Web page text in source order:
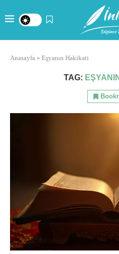
Anasayfa » Eşyanın Hakikati
TAG: